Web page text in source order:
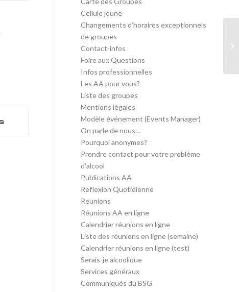
Cellule jeune
Changements d’horaires exceptionnels
de groupes
Contact-infos
Foire aux Questions
Infos professionnelles
Les AA pour vous?
Liste des groupes
Mentions légales
Modèle événement (Events Manager)
On parle de nous…
Pourquoi anonymes?
Prendre contact pour votre problème
d’alcool
Publications AA
Reflexion Quotidienne
Reunions
Réunions AA en ligne
Calendrier réunions en ligne
Liste des réunions en ligne (semaine)
Calendrier réunions en ligne (test)
Serais-je alcoolique
Services généraux
Communiqués du BSG